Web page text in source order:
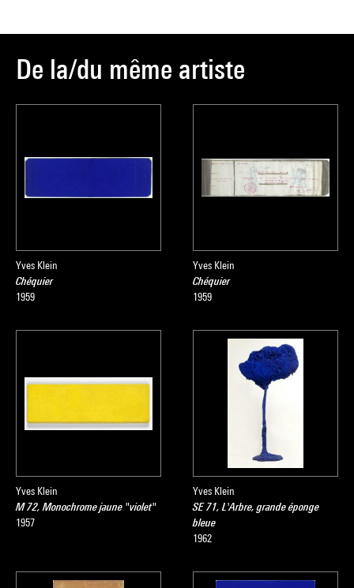
De la/du même artiste
Yves Klein
Chéquier
1959
Yves Klein
Chéquier
1959
Yves Klein
M 72, Monochrome jaune "violet"
1957
Yves Klein
SE 71, L'Arbre, grande éponge
bleue
1962